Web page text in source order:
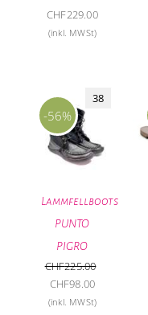
CHF229.00
(inkl. MWSt)
-56%
Lammfellboots
PUNTO
PIGRO
38
CHF225.00
Ursprünglicher
Preis
CHF98.00Aktueller
Preis
(inkl. MWSt)